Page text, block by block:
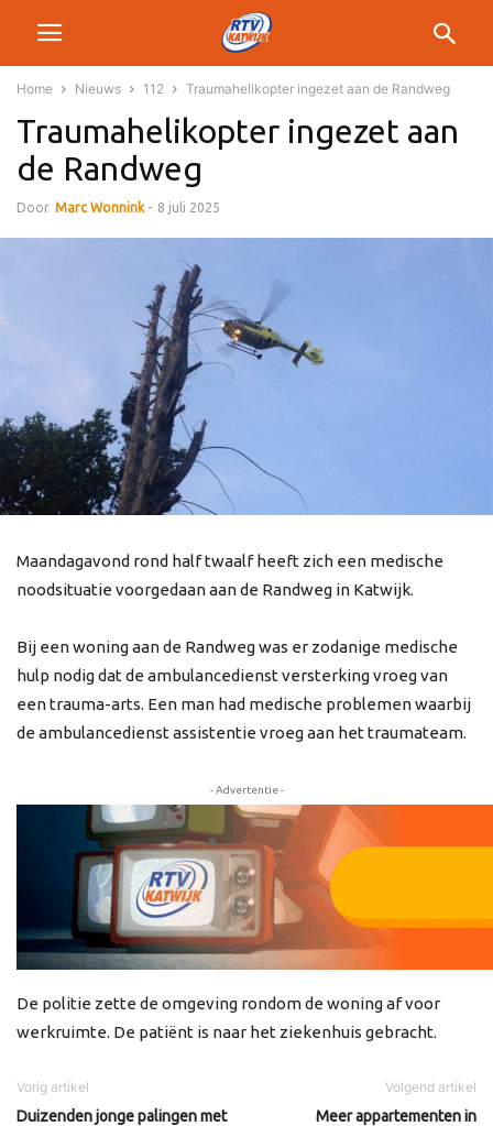
Home Nieuws 112 Traumahelikopter ingezet aan de Randweg
Traumahelikopter ingezet aan
de Randweg
Door Marc Wonnink - 8 juli 2025
Maandagavond rond half twaalf heeft zich een medische
noodsituatie voorgedaan aan de Randweg in Katwijk.
Bij een woning aan de Randweg was er zodanige medische
hulp nodig dat de ambulancedienst versterking vroeg van
een trauma-arts. Een man had medische problemen waarbij
de ambulancedienst assistentie vroeg aan het traumateam.
- Advertentie -
De politie zette de omgeving rondom de woning af voor
werkruimte. De patiënt is naar het ziekenhuis gebracht.
Vorig artikel
Duizenden jonge palingen met
Volgend artikel
Meer appartementen in